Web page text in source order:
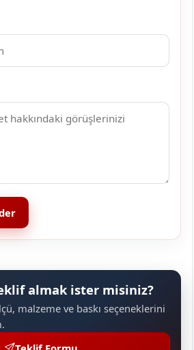
almak ister misiniz?
malzeme ve baskı seçeneklerini